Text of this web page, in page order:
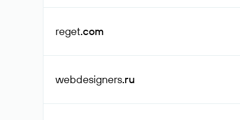
reget.com
webdesigners.ru